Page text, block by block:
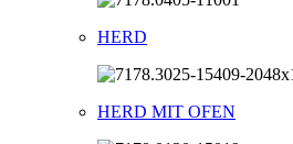
HERD
HERD MIT OFEN